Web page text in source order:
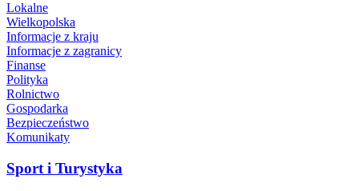
Lokalne
Wielkopolska
Informacje z kraju
Informacje z zagranicy
Finanse
Polityka
Rolnictwo
Gospodarka
Bezpieczeństwo
Komunikaty
Sport i Turystyka